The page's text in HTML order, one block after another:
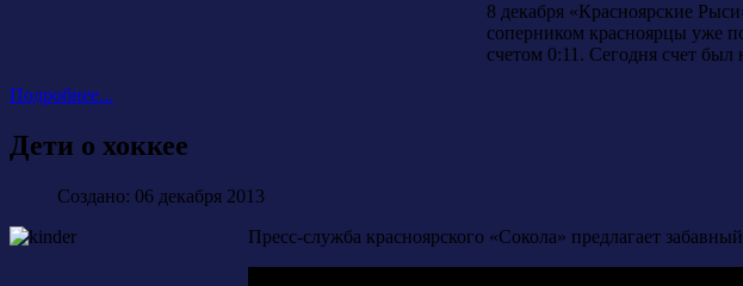
8 декабря «Красноярские
соперником красноярцы уже
счетом 0:11. Сегодня счет
Подробнее...
Дети о хоккее
Создано: 06 декабря 2013
Пресс-служба красноярского «Сокола» предлагает